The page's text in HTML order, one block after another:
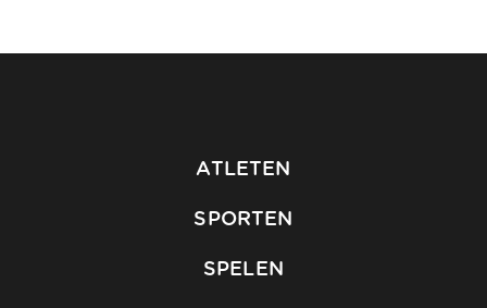
ATLETEN
SPORTEN
SPELEN